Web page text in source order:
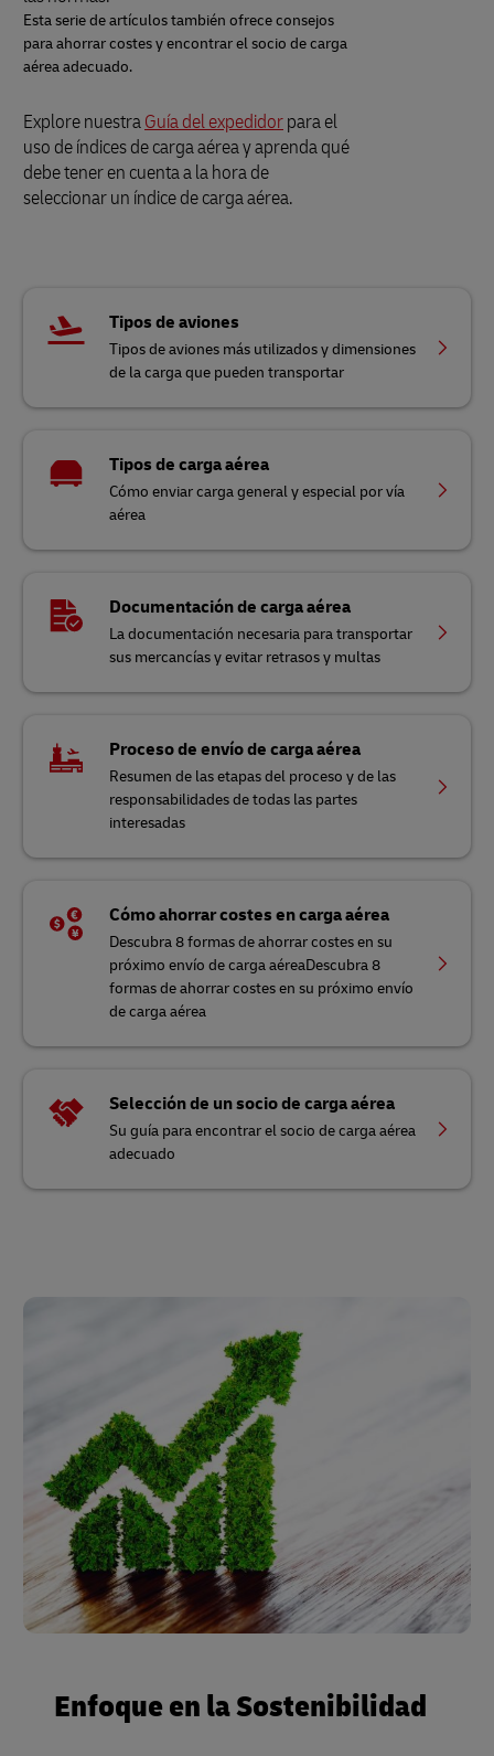
Esta serie de artículos también ofrece consejos
para ahorrar costes y encontrar el socio de carga
aérea adecuado.
Explore nuestraGuía del expedidorpara el
uso de índices de carga aérea y aprenda qué
debe tener en cuenta a la hora de
seleccionar un índice de carga aérea.
Tipos de aviones
Tipos de aviones más utilizados y dimensiones
de la carga que pueden transportar
Tipos de carga aérea
Cómo enviar carga general y especial por vía
aérea
Documentación de carga aérea
La documentación necesaria para transportar
sus mercancías y evitar retrasos y multas
Proceso de envío de carga aérea
Resumen de las etapas del proceso y de las
responsabilidades de todas las partes
interesadas
Cómo ahorrar costes en carga aérea
Descubra 8 formas de ahorrar costes en su
próximo envío de carga aéreaDescubra 8
formas de ahorrar costes en su próximo envío
de carga aérea
Selección de un socio de carga aérea
Su guía para encontrar el socio de carga aérea
adecuado
Enfoque en la Sostenibilidad